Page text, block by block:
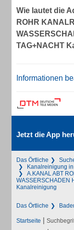
Wie lautet die
ROHR
TAG+NACHT
Informationen
Jetzt die App
Das Örtliche
Kanalreinigung
A.KANAL ABT
WASSERSCHADEN
Kanalreinigung
Das Örtliche
Startseite |